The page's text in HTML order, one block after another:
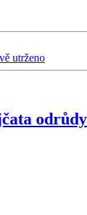
utrženo